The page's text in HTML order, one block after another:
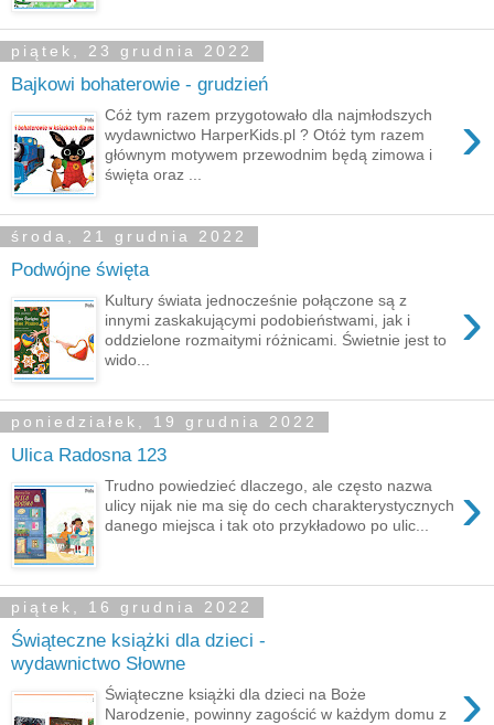
piątek, 23 grudnia 2022
Bajkowi bohaterowie - grudzień
›
Cóż tym razem przygotowało dla najmłodszych
wydawnictwo HarperKids.pl ? Otóż tym razem
głównym motywem przewodnim będą zimowa i
święta oraz ...
środa, 21 grudnia 2022
Podwójne święta
›
Kultury świata jednocześnie połączone są z
innymi zaskakującymi podobieństwami, jak i
oddzielone rozmaitymi różnicami. Świetnie jest to
wido...
poniedziałek, 19 grudnia 2022
Ulica Radosna 123
›
Trudno powiedzieć dlaczego, ale często nazwa
ulicy nijak nie ma się do cech charakterystycznych
danego miejsca i tak oto przykładowo po ulic...
piątek, 16 grudnia 2022
Świąteczne książki dla dzieci -
wydawnictwo Słowne
›
Świąteczne książki dla dzieci na Boże
Narodzenie, powinny zagościć w każdym domu z